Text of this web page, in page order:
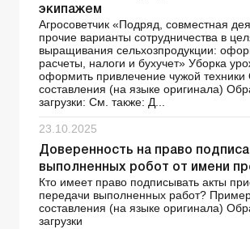
экипажем
Агросоветчик «Подряд, совместная
прочие варианты сотрудничества в
выращивания сельхозпродукции:
расчеты, налоги и бухучет» Уборка
оформить привлечение чужой техники
составления (на языке оригинала)
загрузки: См. также: Д...
23.10.2025
Доверенность на право
выполненных робот от имени
Кто имеет право подписывать акты
передачи выполненных работ?
составления (на языке оригинала)
загрузки